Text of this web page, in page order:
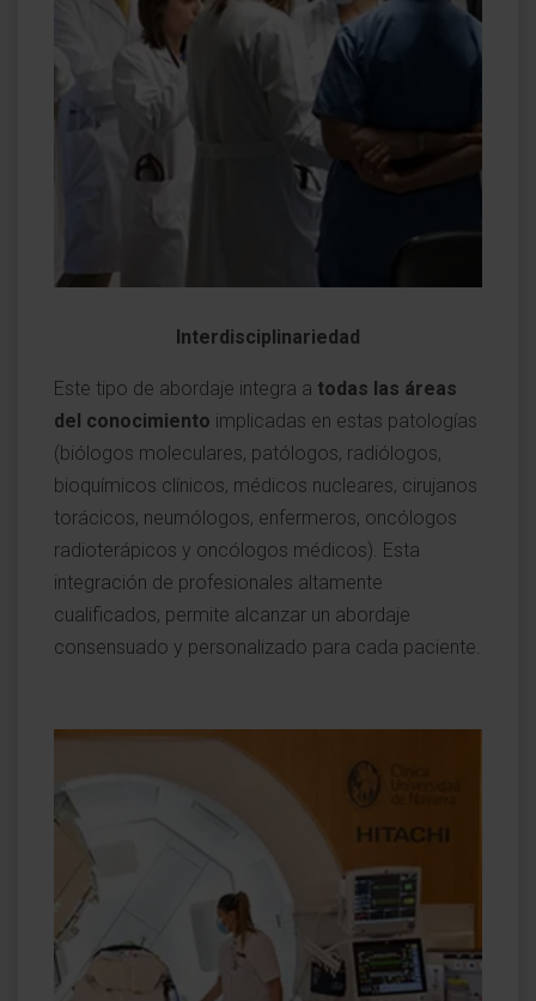
Interdisciplinariedad
Este tipo de abordaje integra a todas las áreas
del conocimiento implicadas en estas patologías
(biólogos moleculares, patólogos, radiólogos,
bioquímicos clínicos, médicos nucleares, cirujanos
torácicos, neumólogos, enfermeros, oncólogos
radioterápicos y oncólogos médicos). Esta
integración de profesionales altamente
cualificados, permite alcanzar un abordaje
consensuado y personalizado para cada paciente.